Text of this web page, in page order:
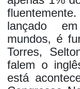
lançado
mundos, é
Torres,
falem o
está